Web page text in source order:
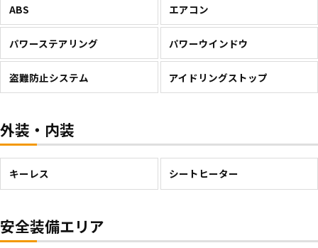
ABS エアコン
パワーステアリング パワーウインドウ
盗難防止システム アイドリングストップ
外装・内装
キーレス シートヒーター
安全装備エリア